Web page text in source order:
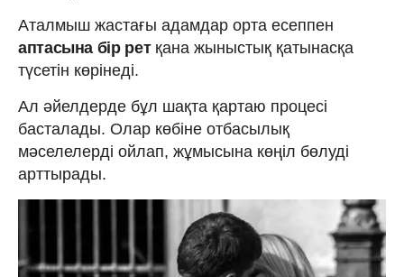
Аталмыш жастағы адамдар орта есеппен
аптасына бір ретқана жыныстық қатынасқа
түсетін көрінеді.
Ал әйелдерде бұл шақта қартаю процесі
басталады. Олар көбіне отбасылық
мәселелерді ойлап, жұмысына көңіл бөлуді
арттырады.